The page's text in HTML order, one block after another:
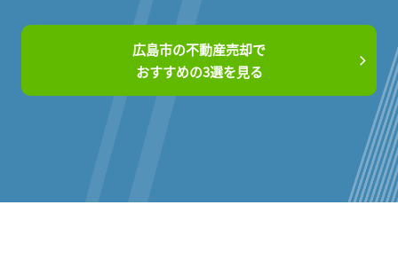
広島市の不動産売却で
おすすめの3選を見る